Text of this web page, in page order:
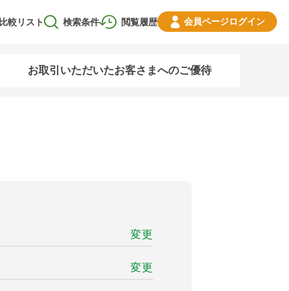
閲覧履歴
比較リスト 検索条件 会員ページログイン
お取引いただいたお客さまへのご優待
変更
変更